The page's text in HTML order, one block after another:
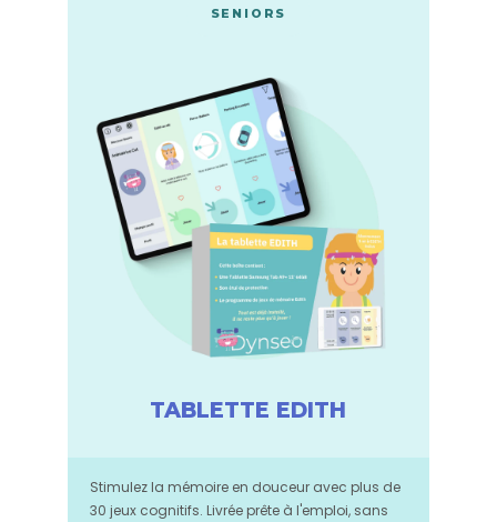
SENIORS
TABLETTE EDITH
Stimulez la mémoire en douceur avec plus de
30 jeux cognitifs. Livrée prête à l'emploi, sans